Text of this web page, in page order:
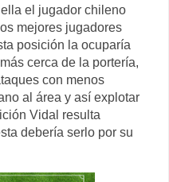
el jugador chileno
mejores jugadores
posición la ocuparía
cerca de la portería,
con menos
al área y así explotar
Vidal resulta
debería serlo por su